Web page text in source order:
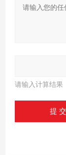
请输入计算结果